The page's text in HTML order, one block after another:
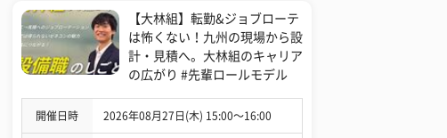
【大林組】転勤&ジョブローテ
は怖くない！九州の現場から設
計・見積へ。大林組のキャリア
の広がり #先輩ロールモデル
開催日時 2026年08月27日(木) 15:00〜16:00